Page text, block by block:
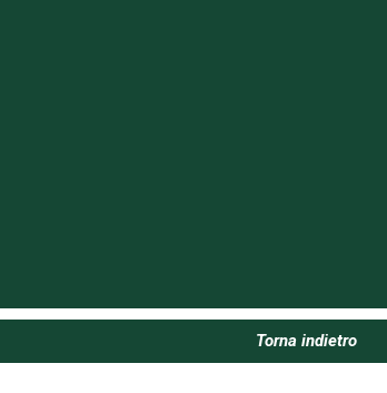
Torna indietro